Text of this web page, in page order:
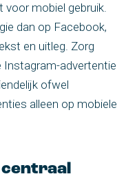
mobiel gebruik.
dan op Facebook,
en uitleg. Zorg
advertentie
ofwel
alleen op mobiele